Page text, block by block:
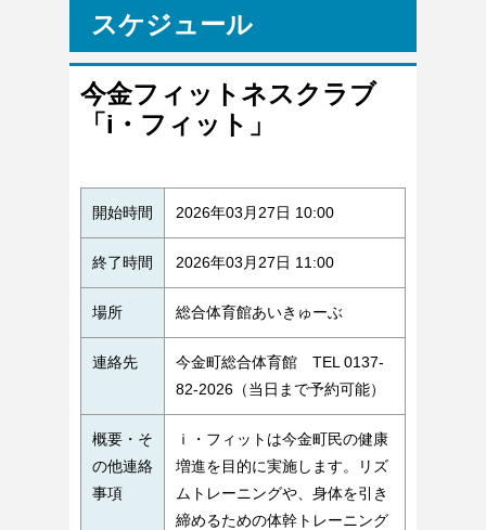
スケジュール
今金フィットネスクラブ
「i・フィット」
開始時間 2026年03月27日 10:00
終了時間 2026年03月27日 11:00
場所 総合体育館あいきゅーぶ
連絡先
今金町総合体育館 TEL 0137-
82-2026（当日まで予約可能）
概要・そ
の他連絡
事項
ｉ・フィットは今金町民の健康
増進を目的に実施します。リズ
ムトレーニングや、身体を引き
締めるための体幹トレーニング